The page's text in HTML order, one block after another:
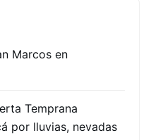
Marcos en
Temprana
por lluvias, nevadas